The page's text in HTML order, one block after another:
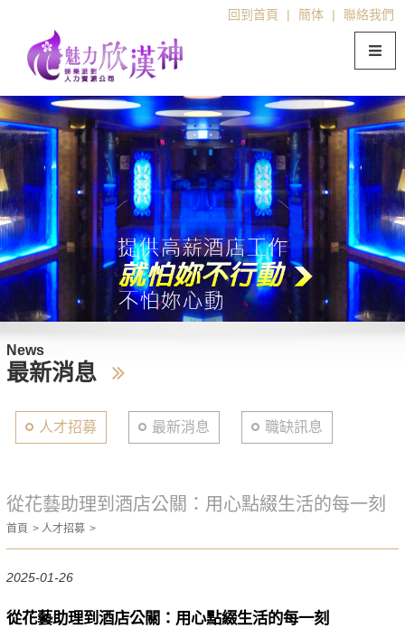
回到首頁 | 簡体 | 聯絡我們
News
最新消息
人才招募 最新消息 職缺訊息
從花藝助理到酒店公關：用心點綴生活的每一刻
首頁 人才招募
2025-01-26
從花藝助理到酒店公關：用心點綴生活的每一刻